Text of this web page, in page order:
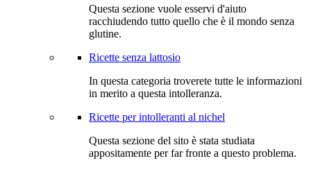
Questa sezione vuole esservi d'aiuto
racchiudendo tutto quello che è il mondo senza
glutine.
Ricette senza lattosio
In questa categoria troverete tutte le informazioni
in merito a questa intolleranza.
Ricette per intolleranti al nichel
Questa sezione del sito è stata studiata
appositamente per far fronte a questo problema.